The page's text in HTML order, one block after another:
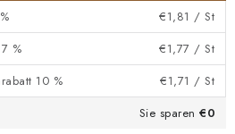
€1,81 / St
%
€1,77 / St
10 %
€1,71 / St
Sie sparen €0